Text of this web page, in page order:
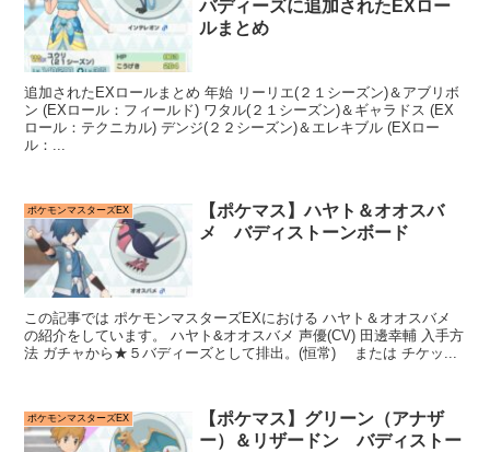
バディーズに追加されたEXロー
ルまとめ
追加されたEXロールまとめ 年始 リーリエ(２１シーズン)＆アブリボ
ン (EXロール：フィールド) ワタル(２１シーズン)＆ギャラドス (EX
ロール：テクニカル) デンジ(２２シーズン)＆エレキブル (EXロー
ル：...
ポケモンマスターズEX
【ポケマス】ハヤト＆オオスバ
メ バディストーンボード
この記事では ポケモンマスターズEXにおける ハヤト＆オオスバメ
の紹介をしています。 ハヤト&オオスバメ 声優(CV) 田邊幸輔 入手方
法 ガチャから★５バディーズとして排出。(恒常) または チケッ...
ポケモンマスターズEX
【ポケマス】グリーン（アナザ
ー）＆リザードン バディストー